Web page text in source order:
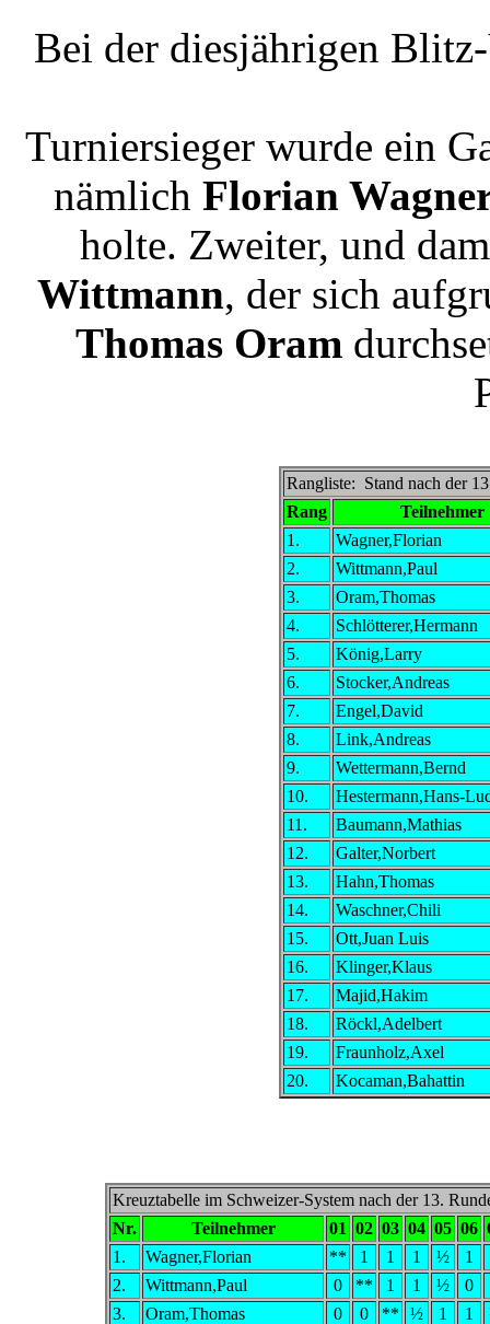
Bei der diesjährigen
Turniersieger wurde ein
nämlich Florian
holte. Zweiter, und
Wittmann, der sich
Thomas Oram
Rangliste: Stand nach der
Rang
Teilnehmer
1.
Wagner,Florian
2.
Wittmann,Paul
3.
Oram,Thomas
4.
Schlötterer,Hermann
5.
König,Larry
6.
Stocker,Andreas
7.
Engel,David
8.
Link,Andreas
9.
Wettermann,Bernd
10.
Hestermann,Hans-
11.
Baumann,Mathias
12.
Galter,Norbert
13.
Hahn,Thomas
14.
Waschner,Chili
15.
Ott,Juan Luis
16.
Klinger,Klaus
17.
Majid,Hakim
18.
Röckl,Adelbert
19.
Fraunholz,Axel
20.
Kocaman,Bahattin
Kreuztabelle im Schweizer-System nach der 13.
Nr.
Teilnehmer 01 02 03 04 05 06
1.
Wagner,Florian ** 1 1 1 ½
1
2.
Wittmann,Paul 0 ** 1 1 ½
0
3.
Oram,Thomas 0 0 ** ½ 1 1